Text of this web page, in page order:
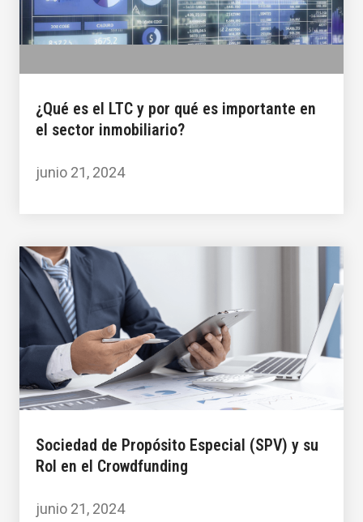
¿Qué es el LTC y por qué es importante en
el sector inmobiliario?
junio 21, 2024
Sociedad de Propósito Especial (SPV) y su
Rol en el Crowdfunding
junio 21, 2024